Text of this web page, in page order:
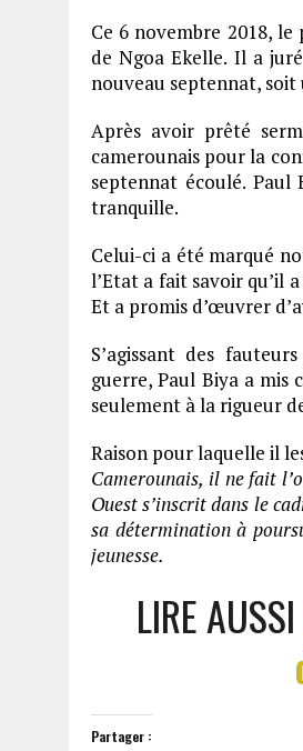
Ce 6 novembre 2018,
de Ngoa Ekelle. Il a
nouveau septennat, soit
Après avoir prêté
camerounais pour la
septennat écoulé. Paul
tranquille.
Celui-ci a été marqué
l’Etat a fait savoir qu’il
Et a promis d’œuvrer
S’agissant des
guerre, Paul Biya a mis
seulement à la rigueur
Raison pour laquelle il
Camerounais, il ne fait
Ouest s’inscrit dans le
sa détermination à
jeunesse.
LIRE AUSSI
Partager :